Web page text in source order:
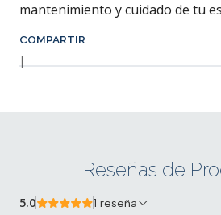
mantenimiento y cuidado de tu
COMPARTIR
|
Reseñas de
5.0 1 reseña